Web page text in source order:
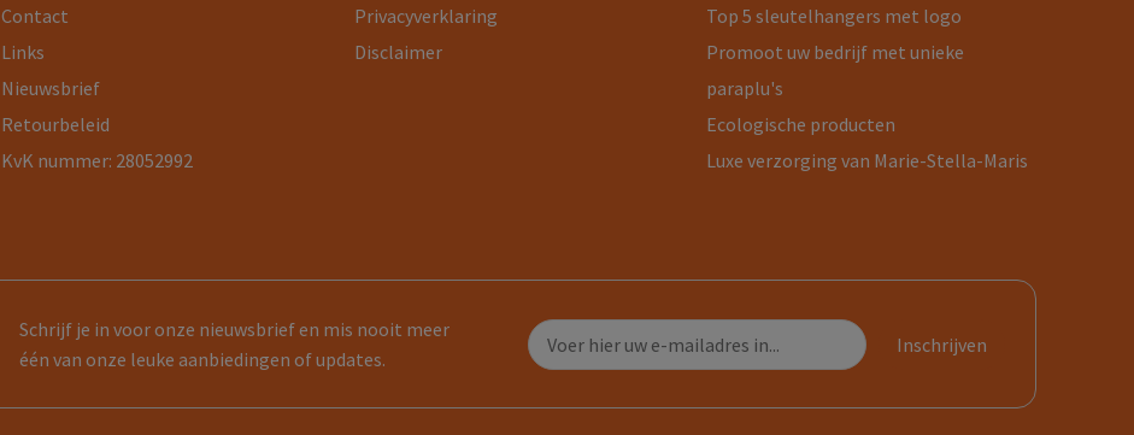
Contact
Links
Nieuwsbrief
Retourbeleid
KvK nummer: 28052992
Privacyverklaring
Disclaimer
Top 5 sleutelhangers met logo
Promoot uw bedrijf met unieke
paraplu's
Ecologische producten
Luxe verzorging van Marie-Stella-Maris
Schrijf je in voor onze nieuwsbrief en mis nooit meer
één van onze leuke aanbiedingen of updates.